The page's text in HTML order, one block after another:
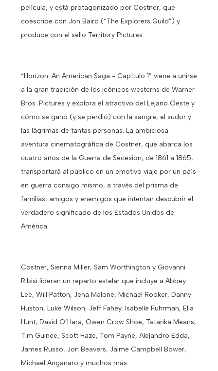
película, y está protagonizado por Costner, que
coescribe con Jon Baird (“The Explorers Guild”) y
produce con el sello Territory Pictures.
“Horizon: An American Saga - Capítulo 1” viene a unirse
a la gran tradición de los icónicos westerns de Warner
Bros. Pictures y explora el atractivo del Lejano Oeste y
cómo se ganó (y se perdió) con la sangre, el sudor y
las lágrimas de tantas personas. La ambiciosa
aventura cinematográfica de Costner, que abarca los
cuatro años de la Guerra de Secesión, de 1861 a 1865,
transportará al público en un emotivo viaje por un país
en guerra consigo mismo, a través del prisma de
familias, amigos y enemigos que intentan descubrir el
verdadero significado de los Estados Unidos de
América.
Costner, Sienna Miller, Sam Worthington y Giovanni
Ribisi lideran un reparto estelar que incluye a Abbey
Lee, Will Patton, Jena Malone, Michael Rooker, Danny
Huston, Luke Wilson, Jeff Fahey, Isabelle Fuhrman, Ella
Hunt, David O’Hara, Owen Crow Shoe, Tatanka Means,
Tim Guinee, Scott Haze, Tom Payne, Alejandro Edda,
James Russo, Jon Beavers, Jaime Campbell Bower,
Michael Anganaro y muchos más.